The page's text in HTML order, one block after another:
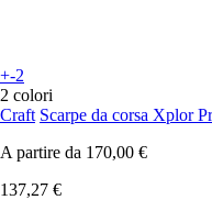
+-2
2 colori
Craft Scarpe da corsa Xplor
A partire da 170,00 €
137,27 €